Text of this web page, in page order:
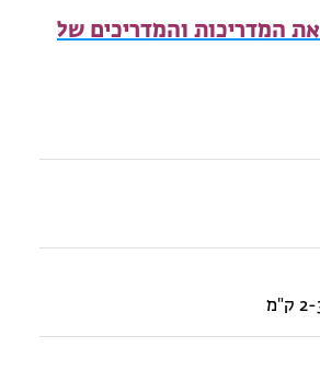
את המדריכות והמדריכים של